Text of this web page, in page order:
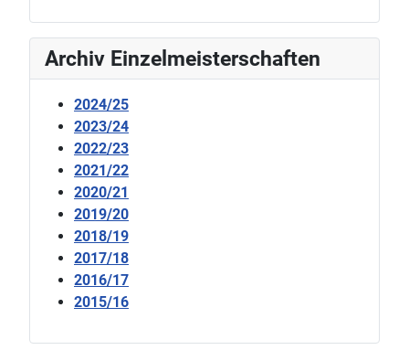
Archiv Einzelmeisterschaften
2024/25
2023/24
2022/23
2021/22
2020/21
2019/20
2018/19
2017/18
2016/17
2015/16